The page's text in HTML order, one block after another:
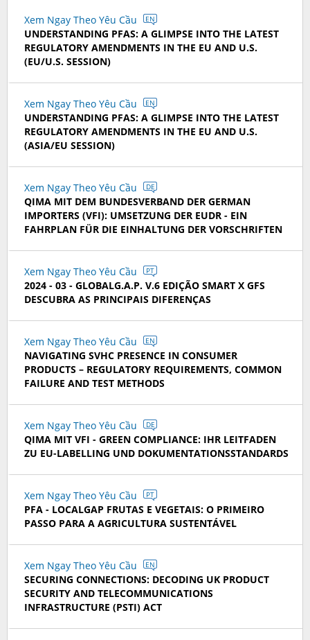
Xem Ngay Theo Yêu Cầu EN
UNDERSTANDING PFAS: A GLIMPSE INTO THE LATEST
REGULATORY AMENDMENTS IN THE EU AND U.S.
(EU/U.S. SESSION)
Xem Ngay Theo Yêu Cầu EN
UNDERSTANDING PFAS: A GLIMPSE INTO THE LATEST
REGULATORY AMENDMENTS IN THE EU AND U.S.
(ASIA/EU SESSION)
Xem Ngay Theo Yêu Cầu DE
QIMA MIT DEM BUNDESVERBAND DER GERMAN
IMPORTERS (VFI): UMSETZUNG DER EUDR - EIN
FAHRPLAN FÜR DIE EINHALTUNG DER VORSCHRIFTEN
Xem Ngay Theo Yêu Cầu PT
2024 - 03 - GLOBALG.A.P. V.6 EDIÇÃO SMART X GFS
DESCUBRA AS PRINCIPAIS DIFERENÇAS
Xem Ngay Theo Yêu Cầu EN
NAVIGATING SVHC PRESENCE IN CONSUMER
PRODUCTS – REGULATORY REQUIREMENTS, COMMON
FAILURE AND TEST METHODS
Xem Ngay Theo Yêu Cầu DE
QIMA MIT VFI - GREEN COMPLIANCE: IHR LEITFADEN
ZU EU-LABELLING UND DOKUMENTATIONSSTANDARDS
Xem Ngay Theo Yêu Cầu PT
PFA - LOCALGAP FRUTAS E VEGETAIS: O PRIMEIRO
PASSO PARA A AGRICULTURA SUSTENTÁVEL
Xem Ngay Theo Yêu Cầu EN
SECURING CONNECTIONS: DECODING UK PRODUCT
SECURITY AND TELECOMMUNICATIONS
INFRASTRUCTURE (PSTI) ACT